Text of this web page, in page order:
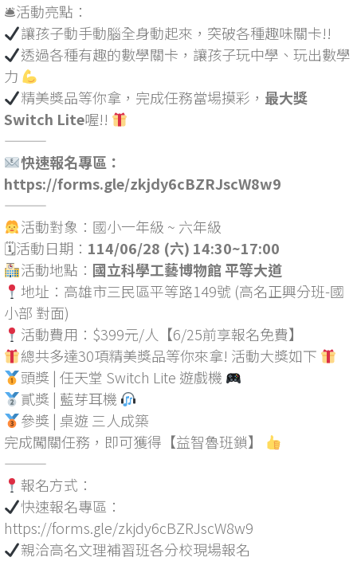
🛎活動亮點：
讓孩子動手動腦全身動起來，突破各種趣味關卡!!
透過各種有趣的數學關卡，讓孩子玩中學、玩出數學
力
精美獎品等你拿，完成任務當場摸彩， 最大獎
Switch Lite喔!!
———
快速報名專區：
https://forms.gle/zkjdy6cBZRJscW8w9
———
活動對象：國小一年級 ~ 六年級
🗓活動日期： 114/06/28 (六) 14:30~17:00
活動地點： 國立科學工藝博物館 平等大道
地址：高雄市三民區平等路149號 (高名正興分班-國
小部 對面)
活動費用：$399元/人【6/25前享報名免費】
總共多達30項精美獎品等你來拿! 活動大獎如下
頭獎 | 任天堂 Switch Lite 遊戲機
貳獎 | 藍芽耳機
參獎 | 桌遊 三人成築
完成闖關任務，即可獲得【益智魯班鎖】
———
報名方式：
快速報名專區：
https://forms.gle/zkjdy6cBZRJscW8w9
親洽高名文理補習班各分校現場報名